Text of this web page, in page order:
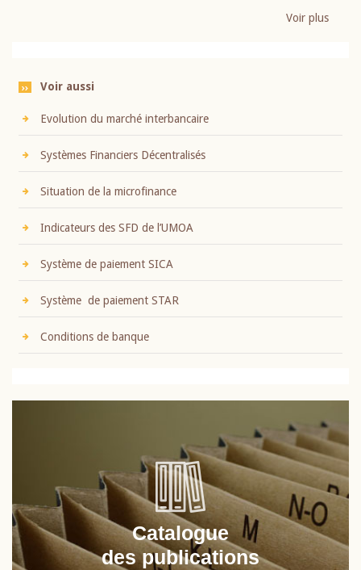
Voir plus
Voir aussi
Evolution du marché interbancaire
Systèmes Financiers Décentralisés
Situation de la microfinance
Indicateurs des SFD de l’UMOA
Système de paiement SICA
Système de paiement STAR
Conditions de banque
Catalogue
des publications